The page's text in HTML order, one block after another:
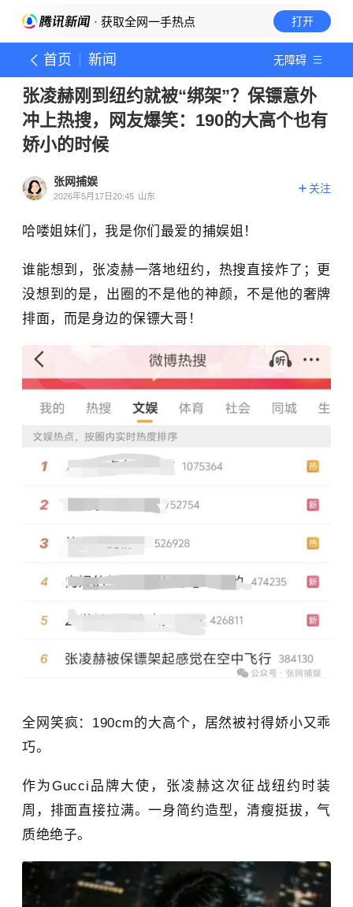
· 获取全网一手热点 打开
首页 新闻 无障碍
张凌赫刚到纽约就被“绑架”？保镖意外
冲上热搜，网友爆笑：190的大高个也有
娇小的时候
张网捕娱
2026年5月17日20:45 山东
关注
哈喽姐妹们，我是你们最爱的捕娱姐！
谁能想到，张凌赫一落地纽约，热搜直接炸了；更
没想到的是，出圈的不是他的神颜，不是他的奢牌
排面，而是身边的保镖大哥！
全网笑疯：190cm的大高个，居然被衬得娇小又乖
巧。
作为Gucci品牌大使， 张凌赫这次征战纽约时装
周，排面直接拉满。一身简约造型，清瘦挺拔，气
质绝绝子。